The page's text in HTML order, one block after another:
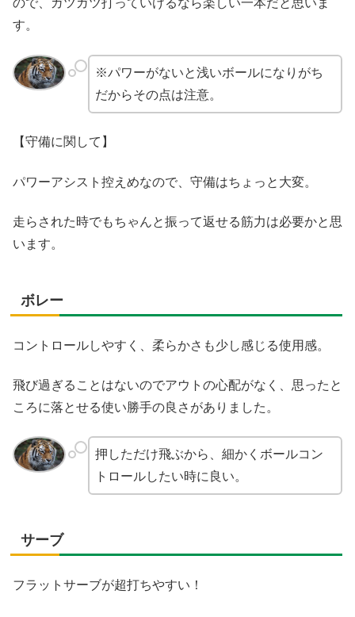
ので、ガツガツ打っていけるなら楽しい一本だと思いま
す。
※パワーがないと浅いボールになりがち
だからその点は注意。
【守備に関して】
パワーアシスト控えめなので、守備はちょっと大変。
走らされた時でもちゃんと振って返せる筋力は必要かと思
います。
ボレー
コントロールしやすく、柔らかさも少し感じる使用感。
飛び過ぎることはないのでアウトの心配がなく、思ったと
ころに落とせる使い勝手の良さがありました。
押しただけ飛ぶから、細かくボールコン
トロールしたい時に良い。
サーブ
フラットサーブが超打ちやすい！